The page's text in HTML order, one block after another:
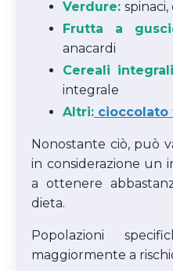
Verdure: spinaci,
Frutta a
anacardi
Cereali integrali
integrale
Altri: cioccolato
Nonostante ciò, può
in considerazione un
a ottenere
dieta.
Popolazioni
maggiormente a